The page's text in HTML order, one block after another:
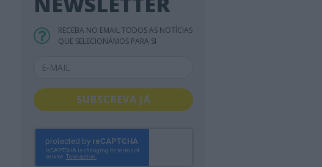
RECEBA NO EMAIL TODOS AS NOTÍCIAS
QUE SELECIONÁMOS PARA SI
SUBSCREVA JÁ